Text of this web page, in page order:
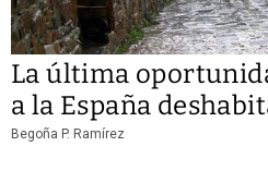
La última
a la España
Begoña P. Ramírez